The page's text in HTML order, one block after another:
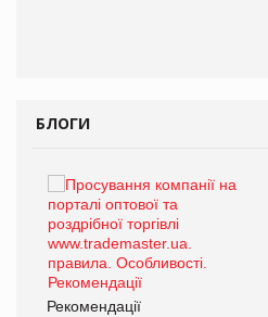
БЛОГИ
Рекомендації